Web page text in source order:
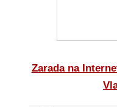
Zarada na